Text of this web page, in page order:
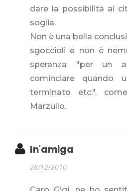
dare la possibilità ai
soglia.
Non è una bella
sgoccioli e non è
speranza "per un
cominciare quando
terminato etc.",
Marzullo.
In'amiga
28/12/2010